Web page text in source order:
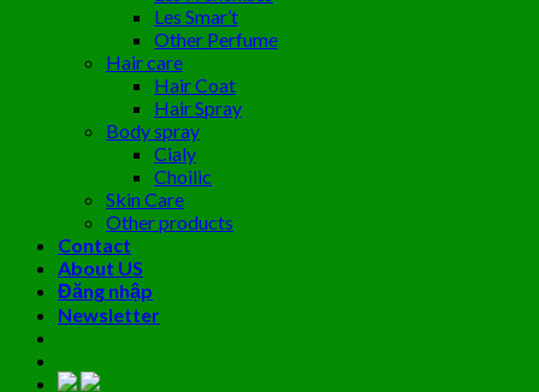
Les Smar’t
Other Perfume
Hair care
Hair Coat
Hair Spray
Body spray
Cialy
Choilic
Skin Care
Other products
Contact
About US
Đăng nhập
Newsletter